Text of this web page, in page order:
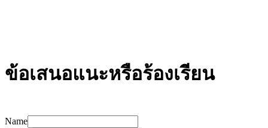
ข้อเสนอแนะหรือร้องเรียน
Name